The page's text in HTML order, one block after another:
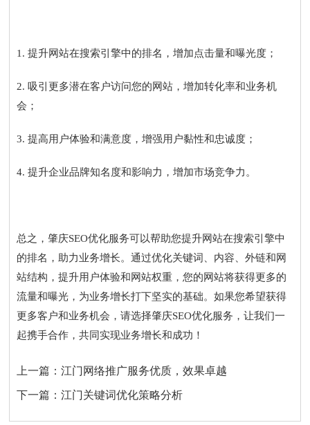
1. 提升网站在搜索引擎中的排名，增加点击量和曝光度；
2. 吸引更多潜在客户访问您的网站，增加转化率和业务机
会；
3. 提高用户体验和满意度，增强用户黏性和忠诚度；
4. 提升企业品牌知名度和影响力，增加市场竞争力。
总之，肇庆SEO优化服务可以帮助您提升网站在搜索引擎中
的排名，助力业务增长。通过优化关键词、内容、外链和网
站结构，提升用户体验和网站权重，您的网站将获得更多的
流量和曝光，为业务增长打下坚实的基础。如果您希望获得
更多客户和业务机会，请选择肇庆SEO优化服务，让我们一
起携手合作，共同实现业务增长和成功！
上一篇：江门网络推广服务优质，效果卓越
下一篇：江门关键词优化策略分析